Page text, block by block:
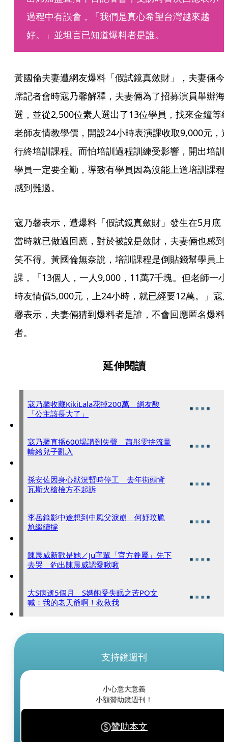
過程中有誤會，「我們是真心希望台灣越來越
好。」並坦言已知道爆料者是誰。
黃國倫夫妻遭網友爆料「假試鏡真斂財」，夫妻倆今
席記者會時寇乃馨解釋，夫妻倆為了招募演員舉辦海
選，並從2,500位素人選出了13位學員，找來金鐘等
老師友情教學價，開設24小時表演課收取9,000元，
行終培訓課程。而怕培訓過程訓練受影響，開出培訓
學員一定要全勤，導致有學員因為沒能上道培訓課程
感到難過。
寇乃馨表示，遭爆料「假試鏡真斂財」發生在5月底
當時就已做過回應，對於被說是斂財，夫妻倆也感到
笑不得。黃國倫無奈說，培訓課程是倒貼錢幫學員上
課，「13個人，一人9,000，11萬7千塊。但老師一小
時友情價5,000元，上24小時，就已經要12萬。」寇
馨表示，夫妻倆猜到爆料者是誰，不會回應匿名爆料
者。
延伸閱讀
寇乃馨收藏KikiLala花掉200萬 網友酸
「公主該長大了」
寇乃馨直播600場講到失聲 蕭彤雯拚流量
輸給兒子亂入
孫安佐因身心狀況暫時停工 去年街頭背
瓦斯火槍檢方不起訴
李岳錄影中途想到中風父淚崩 何妤玟尷
尬繼續撐
陳晨威新歡是她／Ju字輩「官方眷屬」先下
去哭 釣出陳晨威認愛啾啾
大S病逝5個月 S媽飽受失眠之苦PO文
喊：我的老天爺啊！救救我
支持鏡週刊
小心意大意義
小額贊助鏡週刊！
贊助本文